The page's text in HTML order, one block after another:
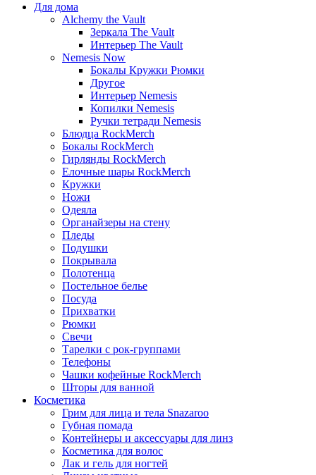
Для дома
Alchemy the Vault
Зеркала The Vault
Интерьер The Vault
Nemesis Now
Бокалы Кружки Рюмки
Другое
Интерьер Nemesis
Копилки Nemesis
Ручки тетради Nemesis
Блюдца RockMerch
Бокалы RockMerch
Гирлянды RockMerch
Елочные шары RockMerch
Кружки
Ножи
Одеяла
Органайзеры на стену
Пледы
Подушки
Покрывала
Полотенца
Постельное белье
Посуда
Прихватки
Рюмки
Свечи
Тарелки с рок-группами
Телефоны
Чашки кофейные RockMerch
Шторы для ванной
Косметика
Грим для лица и тела Snazaroo
Губная помада
Контейнеры и аксессуары для линз
Косметика для волос
Лак и гель для ногтей